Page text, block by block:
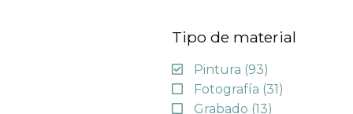
Tipo de material
Pintura (93)
Fotografía (31)
Grabado (13)